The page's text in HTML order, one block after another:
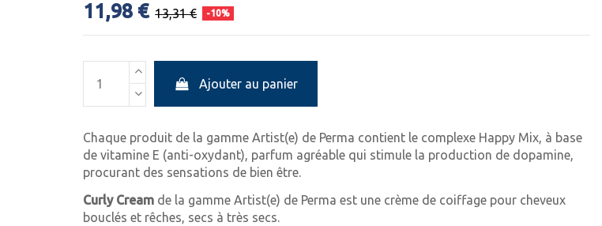
11,98 € 13,31 € -10%
Ajouter au panier
Chaque produit de la gamme Artist(e) de Perma contient le complexe Happy Mix, à base
de vitamine E (anti-oxydant), parfum agréable qui stimule la production de dopamine,
procurant des sensations de bien être.
Curly Cream de la gamme Artist(e) de Perma est une crème de coiffage pour cheveux
bouclés et rêches, secs à très secs.